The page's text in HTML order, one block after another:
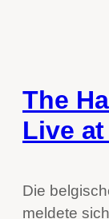
The
Live
Die
meldete